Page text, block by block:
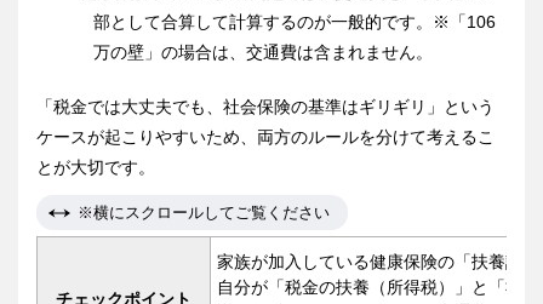
部として合算して計算するのが一般的です。※「106
万の壁」の場合は、交通費は含まれません。
「税金では大丈夫でも、社会保険の基準はギリギリ」という
ケースが起こりやすいため、両方のルールを分けて考えるこ
とが大切です。
※横にスクロールしてご覧ください
チェックポイント
家族が加入している健康保険の「扶養認
自分が「税金の扶養（所得税）」と「社